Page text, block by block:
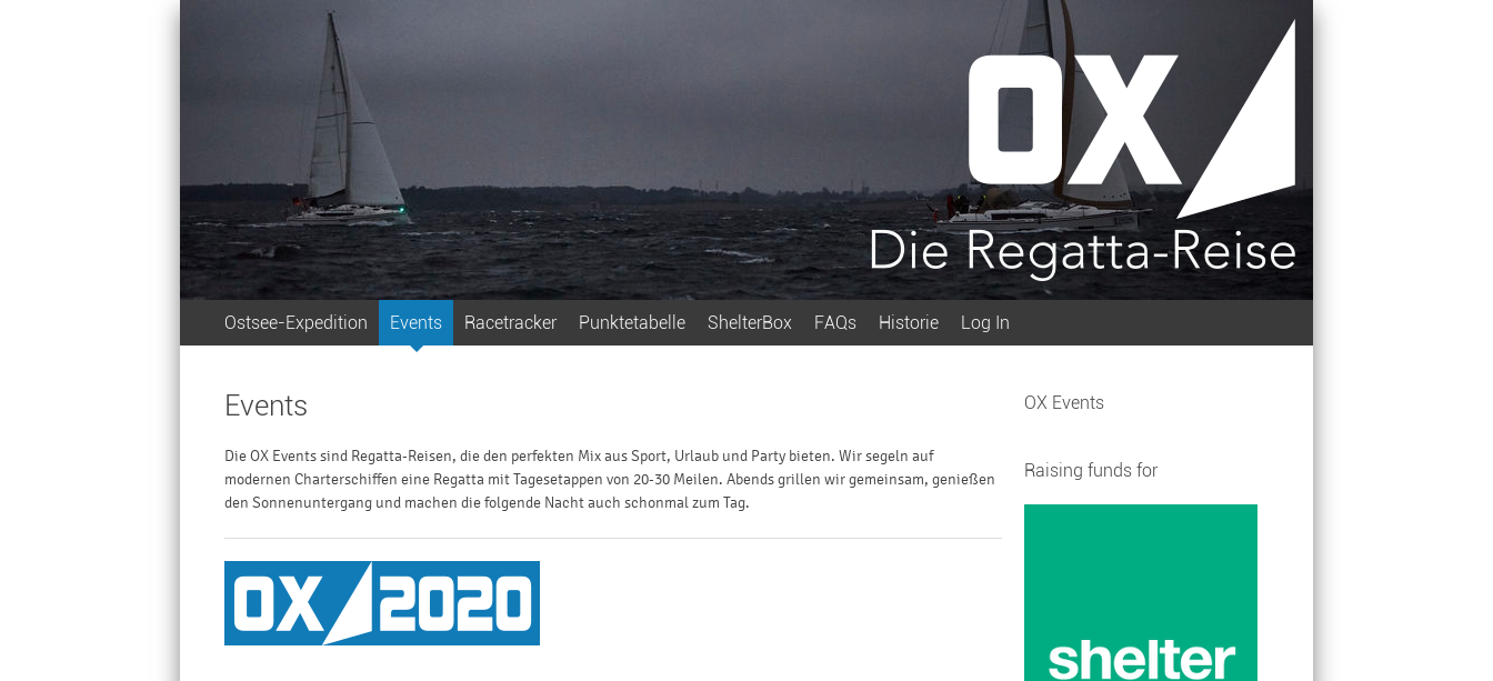
Zum Inhalt springen
Ostsee-Expedition Events Racetracker Punktetabelle ShelterBox FAQs Historie Log In
Events
Die OX Events sind Regatta-Reisen, die den perfekten Mix aus Sport, Urlaub und Party bieten. Wir segeln auf
modernen Charterschiffen eine Regatta mit Tagesetappen von 20-30 Meilen. Abends grillen wir gemeinsam, genießen
den Sonnenuntergang und machen die folgende Nacht auch schonmal zum Tag.
OX Events
Raising funds for